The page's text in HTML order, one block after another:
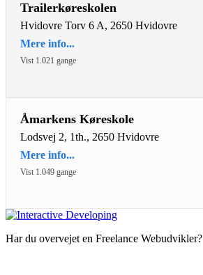
Trailerkøreskolen
Hvidovre Torv 6 A, 2650 Hvidovre
Mere info...
Vist 1.021 gange
Åmarkens Køreskole
Lodsvej 2, 1th., 2650 Hvidovre
Mere info...
Vist 1.049 gange
Har du overvejet en Freelance Webudvikler?